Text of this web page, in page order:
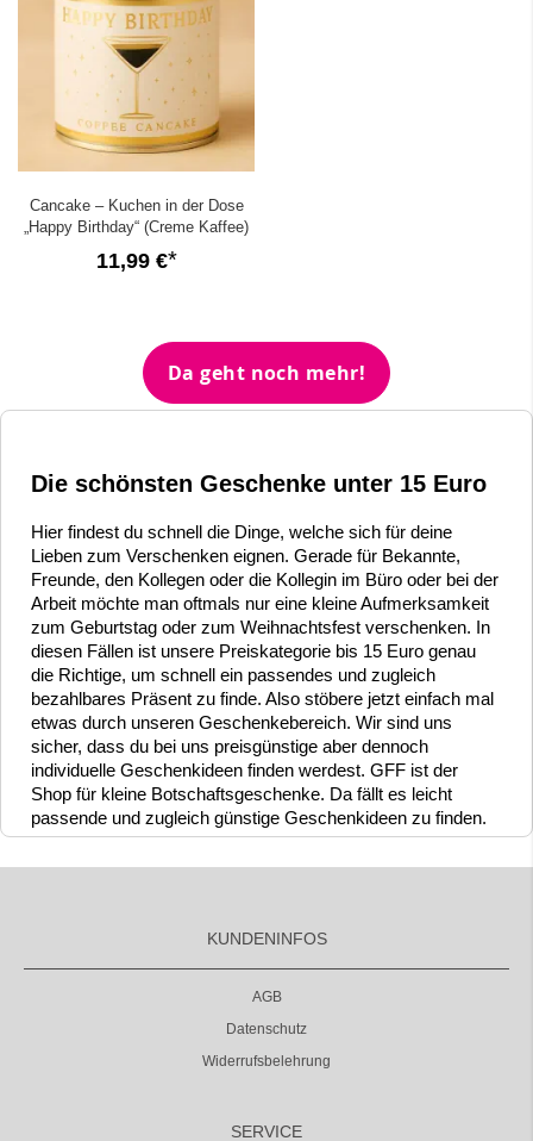
Cancake – Kuchen in der Dose
„Happy Birthday“ (Creme Kaffee)
11,99 €
Da geht noch mehr!
Die schönsten Geschenke unter 15 Euro
Hier findest du schnell die Dinge, welche sich für deine
Lieben zum Verschenken eignen. Gerade für Bekannte,
Freunde, den Kollegen oder die Kollegin im Büro oder bei der
Arbeit möchte man oftmals nur eine kleine Aufmerksamkeit
zum Geburtstag oder zum Weihnachtsfest verschenken. In
diesen Fällen ist unsere Preiskategorie bis 15 Euro genau
die Richtige, um schnell ein passendes und zugleich
bezahlbares Präsent zu finde. Also stöbere jetzt einfach mal
etwas durch unseren Geschenkebereich. Wir sind uns
sicher, dass du bei uns preisgünstige aber dennoch
individuelle Geschenkideen finden werdest. GFF ist der
Shop für kleine Botschaftsgeschenke. Da fällt es leicht
passende und zugleich günstige Geschenkideen zu finden.
KUNDENINFOS
AGB
Datenschutz
Widerrufsbelehrung
SERVICE